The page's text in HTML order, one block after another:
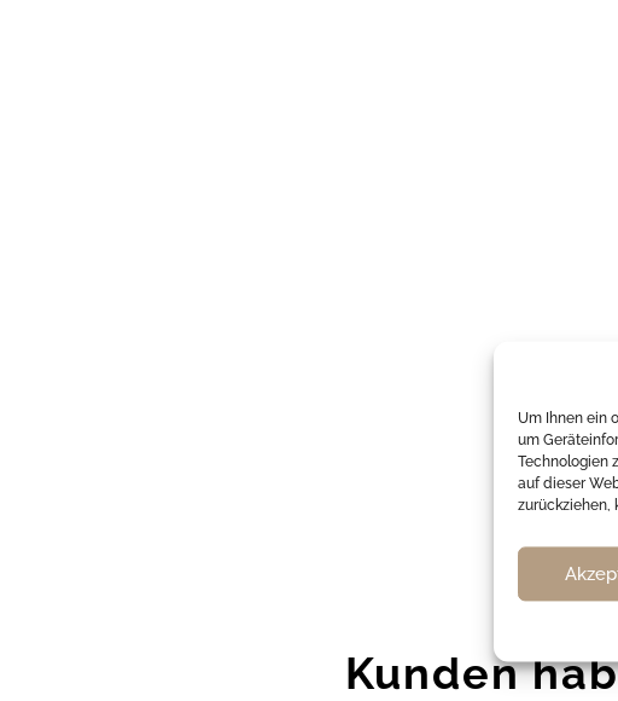
Um Ihnen ein
um
Technologien
auf dieser
zurückziehen,
Kunden